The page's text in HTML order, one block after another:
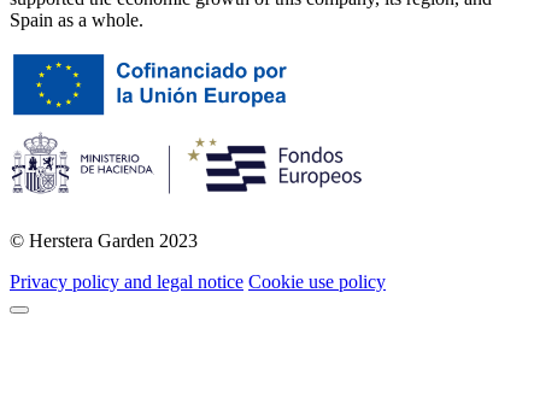
Spain as a whole.
© Herstera Garden 2023
Privacy policy and legal notice Cookie use policy